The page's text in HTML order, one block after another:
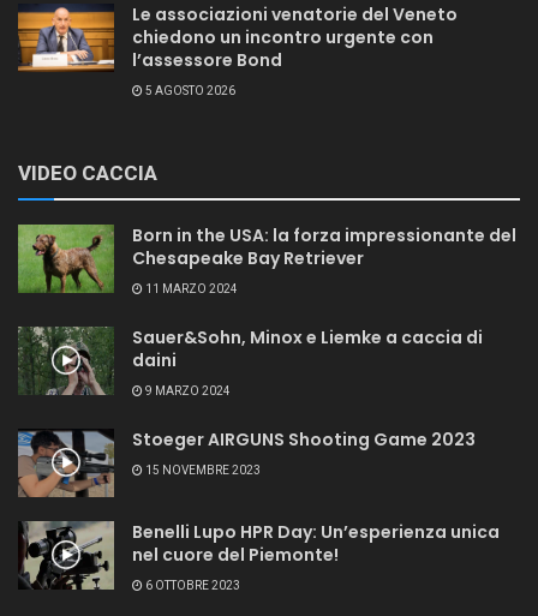
Le associazioni venatorie del Veneto
chiedono un incontro urgente con
l’assessore Bond
5 AGOSTO 2026
VIDEO CACCIA
Born in the USA: la forza impressionante del
Chesapeake Bay Retriever
11 MARZO 2024
Sauer&Sohn, Minox e Liemke a caccia di
daini
9 MARZO 2024
Stoeger AIRGUNS Shooting Game 2023
15 NOVEMBRE 2023
Benelli Lupo HPR Day: Un’esperienza unica
nel cuore del Piemonte!
6 OTTOBRE 2023